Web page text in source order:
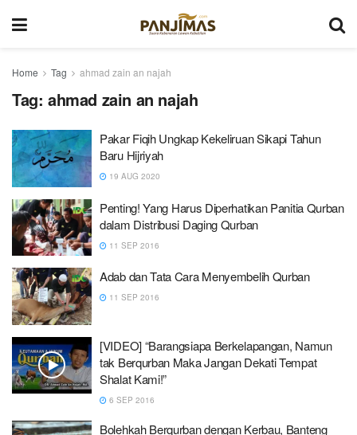
Home Tag ahmad zain an najah
Tag: ahmad zain an najah
Pakar Fiqih Ungkap Kekeliruan Sikapi Tahun
Baru Hijriyah
19 AUG 2020
Penting! Yang Harus Diperhatikan Panitia Qurban
dalam Distribusi Daging Qurban
11 SEP 2016
Adab dan Tata Cara Menyembelih Qurban
11 SEP 2016
[VIDEO] “Barangsiapa Berkelapangan, Namun
tak Berqurban Maka Jangan Dekati Tempat
Shalat Kami!”
6 SEP 2016
Bolehkah Berqurban dengan Kerbau, Banteng